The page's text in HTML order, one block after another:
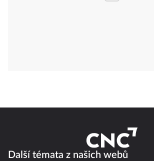
Další témata z našich webů